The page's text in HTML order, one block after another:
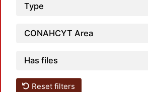
Type
CONAHCYT Area
Has files
Reset filters